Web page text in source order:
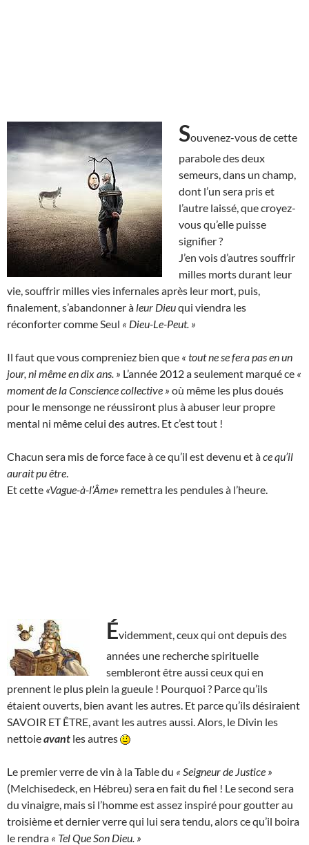
Souvenez-vous de cette
parabole des deux
semeurs, dans un champ,
dont l’un sera pris et
l’autre laissé, que croyez-
vous qu’elle puisse
signifier ?
J’en vois d’autres souffrir
milles morts durant leur
vie, souffrir milles vies infernales après leur mort, puis,
finalement, s’abandonner à leur Dieuqui viendra les
réconforter comme Seul « Dieu-Le-Peut. »
Il faut que vous compreniez bien que « tout ne se fera pas en un
jour, ni même en dix ans. » L’année 2012 a seulement marqué ce «
moment de la Conscience collective » où même les plus doués
pour le mensonge ne réussiront plus à abuser leur propre
mental ni même celui des autres. Et c’est tout !
Chacun sera mis de force face à ce qu’il est devenu et àce qu’il
aurait pu être
Et cette «Vague-à-l’Âme» remettra les pendules à l’heure.
Évidemment, ceux qui ont depuis des
années une recherche spirituelle
sembleront être aussi ceux qui en
prennent le plus plein la gueule ! Pourquoi ? Parce qu’ils
étaient ouverts, bien avant les autres. Et parce qu’ils désiraient
SAVOIR ET ÊTRE, avant les autres aussi. Alors, le Divin les
nettoieavant les autres
Le premier verre de vin à la Table du « Seigneur de Justice »
(Melchisedeck, en Hébreu) sera en fait du fiel ! Le second sera
du vinaigre, mais si l’homme est assez inspiré pour goutter au
troisième et dernier verre qui lui sera tendu, alors ce qu’il boira
le rendra « Tel Que Son Dieu. »